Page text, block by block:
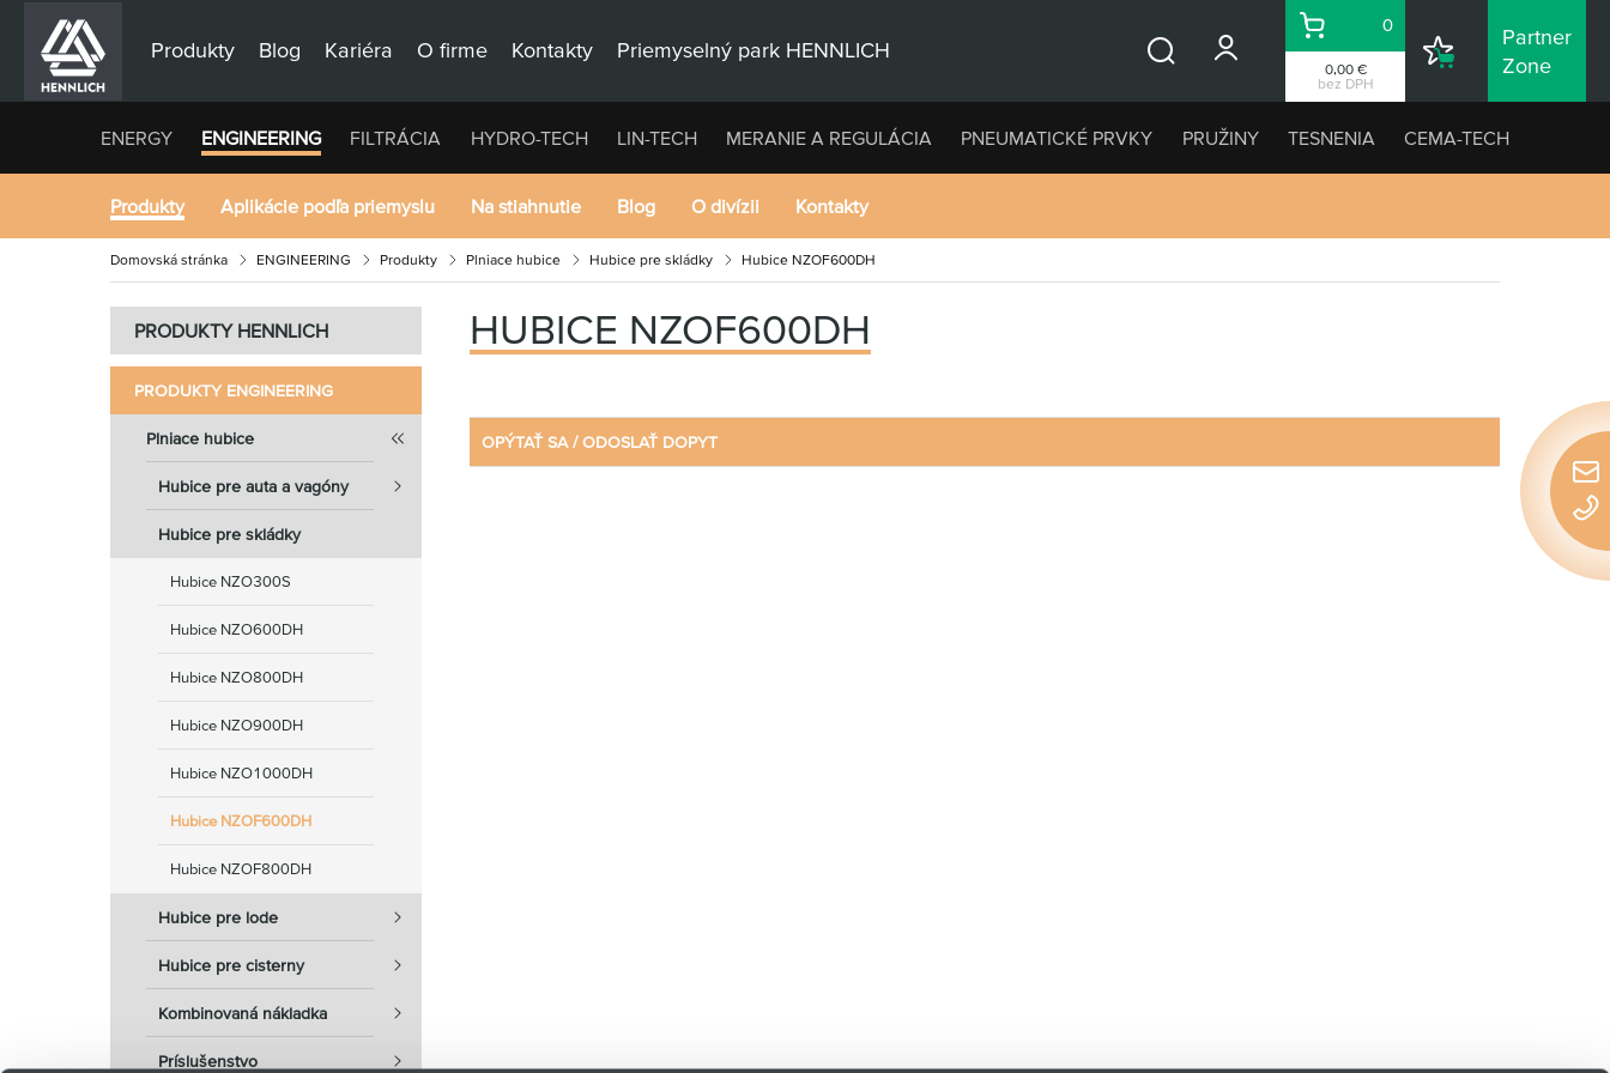
Produkty Blog Kariéra O firme Kontakty Priemyselný park HENNLICH
0,00 €
bez DPH
Košík
0
Nákupný
Partner
Zone
ENERGY ENGINEERING FILTRÁCIA HYDRO-TECH LIN-TECH MERANIE A REGULÁCIA PNEUMATICKÉ PRVKY PRUŽINY TESNENIA CEMA-TECH
Produkty Aplikácie podľa priemyslu Na stiahnutie Blog O divízii Kontakty
Domovská stránka ENGINEERING Produkty Plniace hubice Hubice pre skládky Hubice NZOF600DH
PRODUKTY HENNLICH
PRODUKTY ENGINEERING
Plniace hubice
Hubice pre auta a vagóny
Hubice pre skládky
Hubice NZO300S
Hubice NZO600DH
Hubice NZO800DH
Hubice NZO900DH
Hubice NZO1000DH
Hubice NZOF600DH
Hubice NZOF800DH
Hubice pre lode
Hubice pre cisterny
Kombinovaná nákladka
Príslušenstvo
HUBICE NZOF600DH
OPÝTAŤ SA / ODOSLAŤ DOPYT